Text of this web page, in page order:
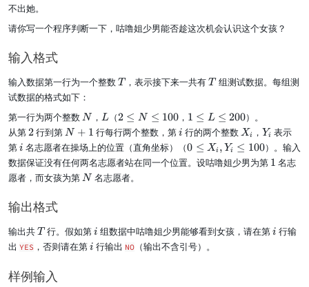
不出她。
请你写一个程序判断一下，咕噜姐少男能否趁这次机会认识这个女孩？
输入格式
输入数据第一行为一个整数T
T ，表示接下来一共有T
T 组测试数据。每组测
试数据的格式如下：
第一行为两个整数N
N ， L
L（2
\l
e
q
N
\l
0
0
2 ≤ N ≤ 100， 1
\
l
e
q
q
2
0
1 ≤ L ≤ 200）。
从第2
2行到第N
+
1
N + 1 行每行两个整数，第ii 行的两个整数 X
_i
Xi ， Y
_i
Yi 表示
第ii 名志愿者在操场上的位置（直角坐标）（0
\l
e
Y
_i
0 ≤ Xi , Yi ≤ 100）。输入
数据保证没有任何两名志愿者站在同一个位置。设咕噜姐少男为第 11 名志
愿者，而女孩为第N
N 名志愿者。
输出格式
输出共T
T 行。假如第ii 组数据中咕噜姐少男能够看到女孩，请在第ii 行输
出YES ，否则请在第ii 行输出 NO （输出不含引号）。
样例输入